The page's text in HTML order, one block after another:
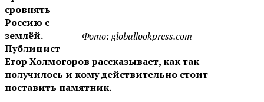
Фото: globallookpress.com
сровнять
Россию с
землёй.
Публицист
Егор Холмогоров рассказывает, как так
получилось и кому действительно стоит
поставить памятник.